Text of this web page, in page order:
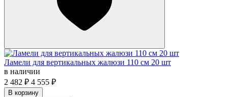
Ламели для вертикальных жалюзи 110 см 20 шт
в наличии
2 482 ₽ 4 555 ₽
В корзину